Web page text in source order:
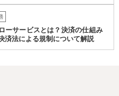
ーサービスとは？決済の仕組み
済法による規制について解説